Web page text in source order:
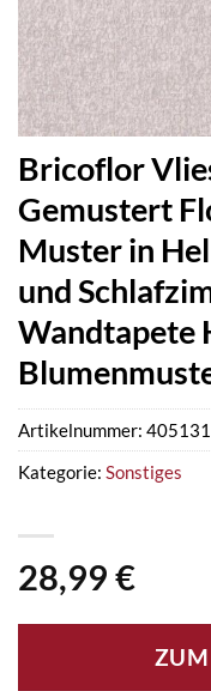
Bricoflor
Gemustert
Muster in
und
Wandtapete
28,99 €
ZUM
Artikelnummer:
Kategorie: Sonstiges